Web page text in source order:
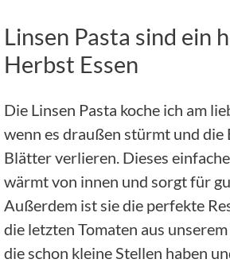
Linsen Pasta sind ein
Herbst Essen
Die Linsen Pasta koche ich am
wenn es draußen stürmt und die
Blätter verlieren. Dieses
wärmt von innen und sorgt für
Außerdem ist sie die perfekte
die letzten Tomaten aus unserem
die schon kleine Stellen haben